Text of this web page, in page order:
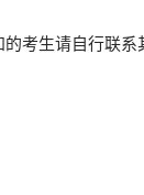
考生请自行联系